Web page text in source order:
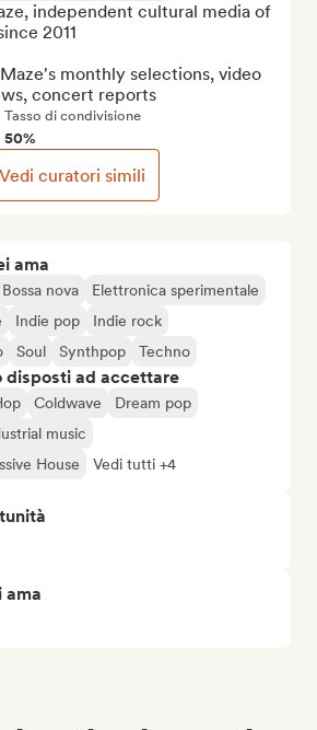
ama
Bossa nova
Elettronica sperimentale
Indie pop
Indie rock
Soul Synthpop Techno
disposti ad accettare
Coldwave
Dream pop
music
House
Vedi tutti +4
ama
independent cultural media of
2011
monthly selections, video
concert reports
Tasso di condivisione
50%
Vedi curatori simili